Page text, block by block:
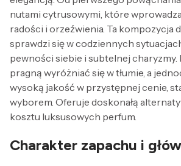
nutami cytrusowymi, które
radości i orzeźwienia. Ta kompozycja
sprawdzi się w codziennych
pewności siebie i subtelnej charyzmy.
pragną wyróżniać się w tłumie, a
wysoką jakość w przystępnej cenie,
wyborem. Oferuje doskonałą
kosztu luksusowych perfum.
Charakter zapachu i